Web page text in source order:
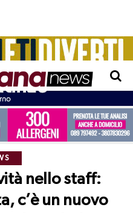
nello staff:
c’è un nuovo